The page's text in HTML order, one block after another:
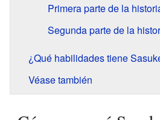
Primera parte de la
Segunda parte de la
¿Qué habilidades tiene
Véase también